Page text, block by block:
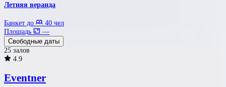
Летняя веранда
Банкет до
40 чел
Площадь
—
Свободные даты
25 залов
4.9
Eventner